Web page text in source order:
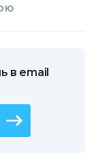
в email